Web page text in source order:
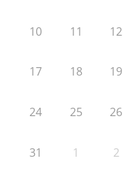
10 11 12
17 18 19
24 25 26
31 1 2